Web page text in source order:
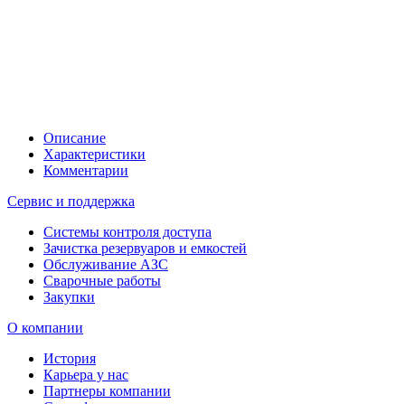
Описание
Характеристики
Комментарии
Сервис и поддержка
Системы контроля доступа
Зачистка резервуаров и емкостей
Обслуживание АЗС
Сварочные работы
Закупки
О компании
История
Карьера у нас
Партнеры компании